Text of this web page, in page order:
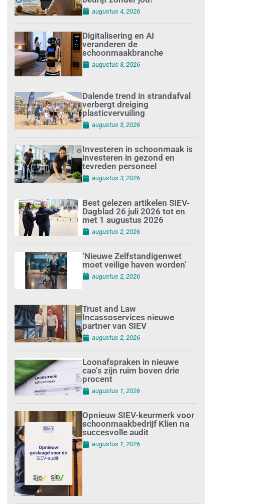
augustus 4, 2026
Digitalisering en AI
veranderen de
schoonmaakbranche
augustus 3, 2026
Dalende trend in strandafval
verbergt dreiging
plasticvervuiling
augustus 3, 2026
Investeren in schoonmaak is
investeren in gezond en
tevreden personeel
augustus 3, 2026
Best gelezen artikelen SIEV-
Dagblad 26 juli 2026 tot en
met 1 augustus 2026
augustus 2, 2026
‘Nieuwe Zelfstandigenwet
moet veilige haven worden’
augustus 2, 2026
Trust and Law
Incassoservices nieuwe
partner van SIEV
augustus 2, 2026
Loonafspraken in nieuwe
cao’s zijn ruim boven drie
procent
augustus 1, 2026
Opnieuw SIEV-keurmerk voor
schoonmaakbedrijf Klien na
succesvolle audit
augustus 1, 2026